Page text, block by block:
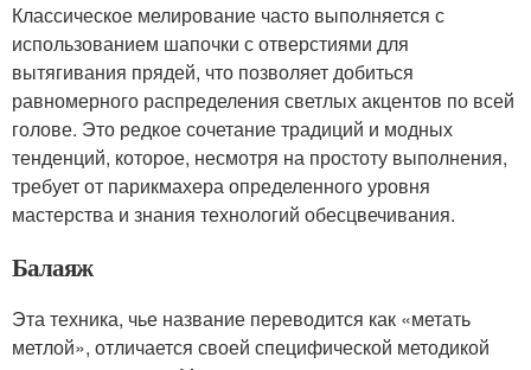
Классическое мелирование часто выполняется с
использованием шапочки с отверстиями для
вытягивания прядей, что позволяет добиться
равномерного распределения светлых акцентов по всей
голове. Это редкое сочетание традиций и модных
тенденций, которое, несмотря на простоту выполнения,
требует от парикмахера определенного уровня
мастерства и знания технологий обесцвечивания.
Балаяж
Эта техника, чье название переводится как «метать
метлой», отличается своей специфической методикой